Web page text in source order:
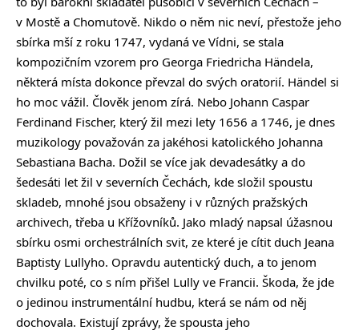
v Mostě a Chomutově. Nikdo o něm nic neví, přestože jeho
sbírka mší z roku 1747, vydaná ve Vídni, se stala
kompozičním vzorem pro Georga Friedricha Händela,
některá místa dokonce převzal do svých oratorií. Händel si
ho moc vážil. Člověk jenom zírá. Nebo Johann Caspar
Ferdinand Fischer, který žil mezi lety 1656 a 1746, je dnes
muzikology považován za jakéhosi katolického Johanna
Sebastiana Bacha. Dožil se více jak devadesátky a do
šedesáti let žil v severních Čechách, kde složil spoustu
skladeb, mnohé jsou obsaženy i v různých pražských
archivech, třeba u Křížovníků. Jako mladý napsal úžasnou
sbírku osmi orchestrálních svit, ze které je cítit duch Jeana
Baptisty Lullyho. Opravdu autentický duch, a to jenom
chvilku poté, co s ním přišel Lully ve Francii. Škoda, že jde
o jedinou instrumentální hudbu, která se nám od něj
dochovala. Existují zprávy, že spousta jeho